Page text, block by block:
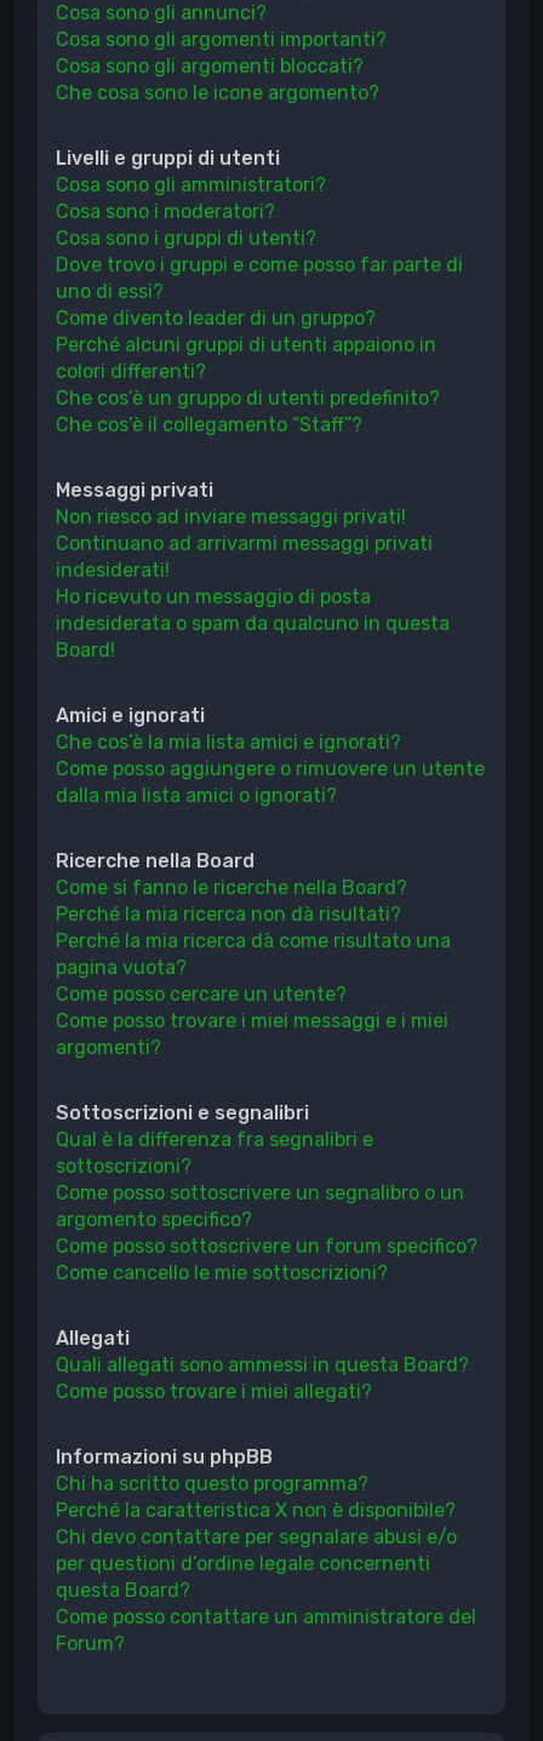
Cosa sono gli annunci?
Cosa sono gli argomenti importanti?
Cosa sono gli argomenti bloccati?
Che cosa sono le icone argomento?
Livelli e gruppi di utenti
Cosa sono gli amministratori?
Cosa sono i moderatori?
Cosa sono i gruppi di utenti?
Dove trovo i gruppi e come posso far parte di
uno di essi?
Come divento leader di un gruppo?
Perché alcuni gruppi di utenti appaiono in
colori differenti?
Che cos’è un gruppo di utenti predefinito?
Che cos’è il collegamento “Staff”?
Messaggi privati
Non riesco ad inviare messaggi privati!
Continuano ad arrivarmi messaggi privati
indesiderati!
Ho ricevuto un messaggio di posta
indesiderata o spam da qualcuno in questa
Board!
Amici e ignorati
Che cos’è la mia lista amici e ignorati?
Come posso aggiungere o rimuovere un utente
dalla mia lista amici o ignorati?
Ricerche nella Board
Come si fanno le ricerche nella Board?
Perché la mia ricerca non dà risultati?
Perché la mia ricerca dà come risultato una
pagina vuota?
Come posso cercare un utente?
Come posso trovare i miei messaggi e i miei
argomenti?
Sottoscrizioni e segnalibri
Qual è la differenza fra segnalibri e
sottoscrizioni?
Come posso sottoscrivere un segnalibro o un
argomento specifico?
Come posso sottoscrivere un forum specifico?
Come cancello le mie sottoscrizioni?
Allegati
Quali allegati sono ammessi in questa Board?
Come posso trovare i miei allegati?
Informazioni su phpBB
Chi ha scritto questo programma?
Perché la caratteristica X non è disponibile?
Chi devo contattare per segnalare abusi e/o
per questioni d’ordine legale concernenti
questa Board?
Come posso contattare un amministratore del
Forum?